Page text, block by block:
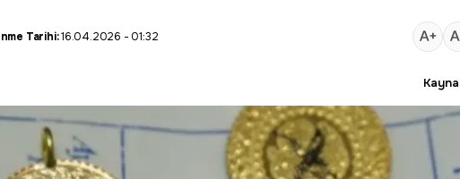
Tarihi:16.04.2026 - 01:32